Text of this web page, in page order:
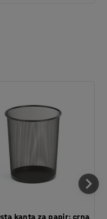
kanta za papir: crna